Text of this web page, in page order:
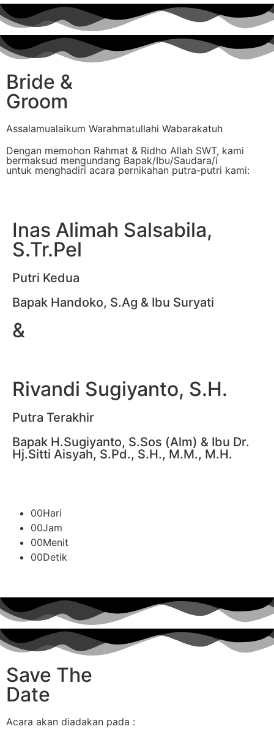
Bride &
Groom
Assalamualaikum Warahmatullahi Wabarakatuh
Dengan memohon Rahmat & Ridho Allah SWT, kami
bermaksud mengundang Bapak/Ibu/Saudara/i
untuk menghadiri acara pernikahan putra-putri kami:
Inas Alimah Salsabila,
S.Tr.Pel
Putri Kedua
Bapak Handoko, S.Ag & Ibu Suryati
&
Rivandi Sugiyanto, S.H.
Putra Terakhir
Bapak H.Sugiyanto, S.Sos (Alm) & Ibu Dr.
Hj.Sitti Aisyah, S.Pd., S.H., M.M., M.H.
00Hari
00Jam
00Menit
00Detik
Save The
Date
Acara akan diadakan pada :